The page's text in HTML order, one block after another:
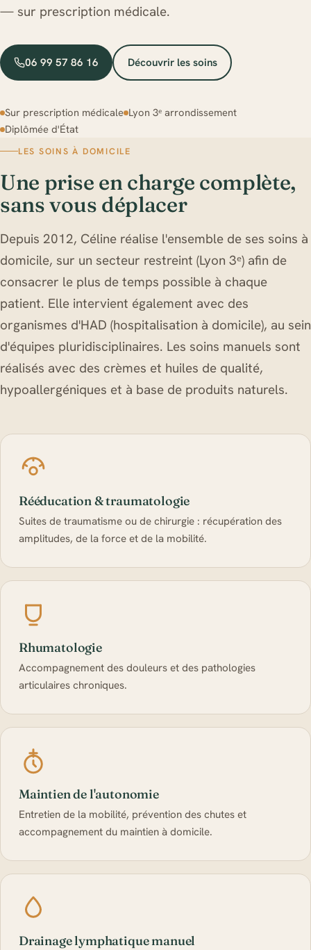
— sur prescription médicale.
06 99 57 86 16 Découvrir les soins
Sur prescription médicale Lyon 3ᵉ arrondissement
Diplômée d'État
LES SOINS À DOMICILE
Une prise en charge complète,
sans vous déplacer
Depuis 2012, Céline réalise l'ensemble de ses soins à
domicile, sur un secteur restreint (Lyon 3ᵉ) afin de
consacrer le plus de temps possible à chaque
patient. Elle intervient également avec des
organismes d'HAD (hospitalisation à domicile), au sein
d'équipes pluridisciplinaires. Les soins manuels sont
réalisés avec des crèmes et huiles de qualité,
hypoallergéniques et à base de produits naturels.
Rééducation & traumatologie
Suites de traumatisme ou de chirurgie : récupération des
amplitudes, de la force et de la mobilité.
Rhumatologie
Accompagnement des douleurs et des pathologies
articulaires chroniques.
Maintien de l'autonomie
Entretien de la mobilité, prévention des chutes et
accompagnement du maintien à domicile.
Drainage lymphatique manuel